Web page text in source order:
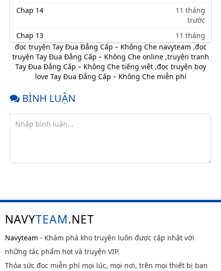
Chap 14
11 tháng
trước
Chap 13
11 tháng
trước
Chap 12
11 tháng
trước
Chap 8
11 tháng
Chap 5
11 tháng
Chap 4
11 tháng
đọc truyện Tay Đua Đẳng Cấp – Không Che navyteam ,đọc
truyện Tay Đua Đẳng Cấp – Không Che online,truyện tranh
Tay Đua Đẳng Cấp – Không Che tiếng việt,đọc truyện boy
love Tay Đua Đẳng Cấp – Không Che miễn phí
BÌNH LUẬN
NAVYTEAM.NET
Navyteam - Khám phá kho truyện luôn được cập nhật với
những tác phẩm hot và truyện VIP.
Thỏa sức đọc miễn phí mọi lúc, mọi nơi, trên mọi thiết bị bạn